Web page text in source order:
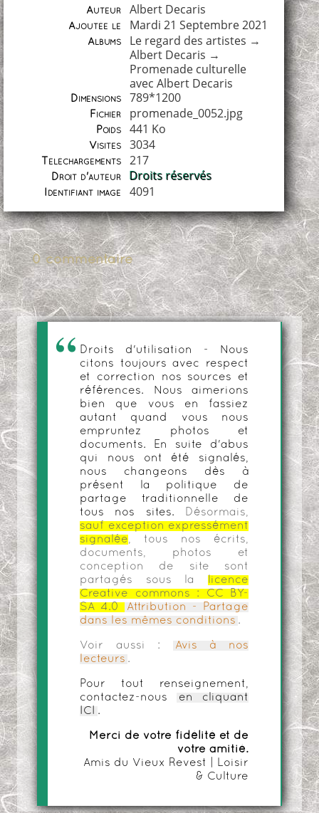
Auteur Albert Decaris
Ajoutée le Mardi 21 Septembre 2021
Albums Le regard des artistes →
Albert Decaris →
Promenade culturelle
avec Albert Decaris
Dimensions 789*1200
Fichier promenade_0052.jpg
Poids 441 Ko
Visites 3034
Téléchargements 217
Droit d'auteur Droits réservés
Identifiant image 4091
0 commentaire
Droits d'utilisation - Nous
citons toujours avec respect
et correction nos sources et
références. Nous aimerions
bien que vous en fassiez
autant quand vous nous
empruntez photos et
documents. En suite d'abus
qui nous ont été signalés,
nous changeons dès à
présent la politique de
partage traditionnelle de
tous nos sites.
Désormais,
sauf exception expressément
signalée , tous nos écrits,
documents, photos et
conception de site sont
partagés sous la
licence
Creative commons :
CC BY-
SA 4.0
Attribution - Partage
dans les mêmes conditions .
Voir aussi :
Avis à nos
lecteurs .
Pour tout renseignement,
contactez-nous
en cliquant
ICI
.
Merci de votre fidélité et de
votre amitié.
Amis du Vieux Revest | Loisir
& Culture